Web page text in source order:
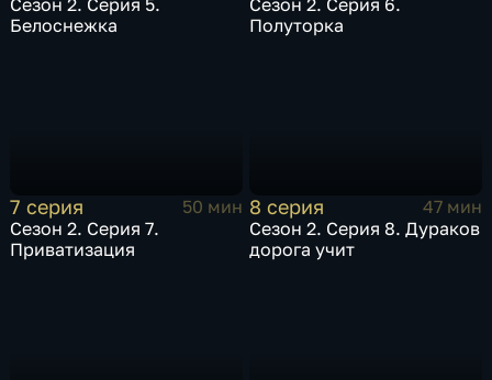
Белоснежка
Полуторка
7 серия
50 мин
Сезон 2. Серия 7.
Приватизация
8 серия
47 мин
Сезон 2. Серия 8. Дураков
дорога учит